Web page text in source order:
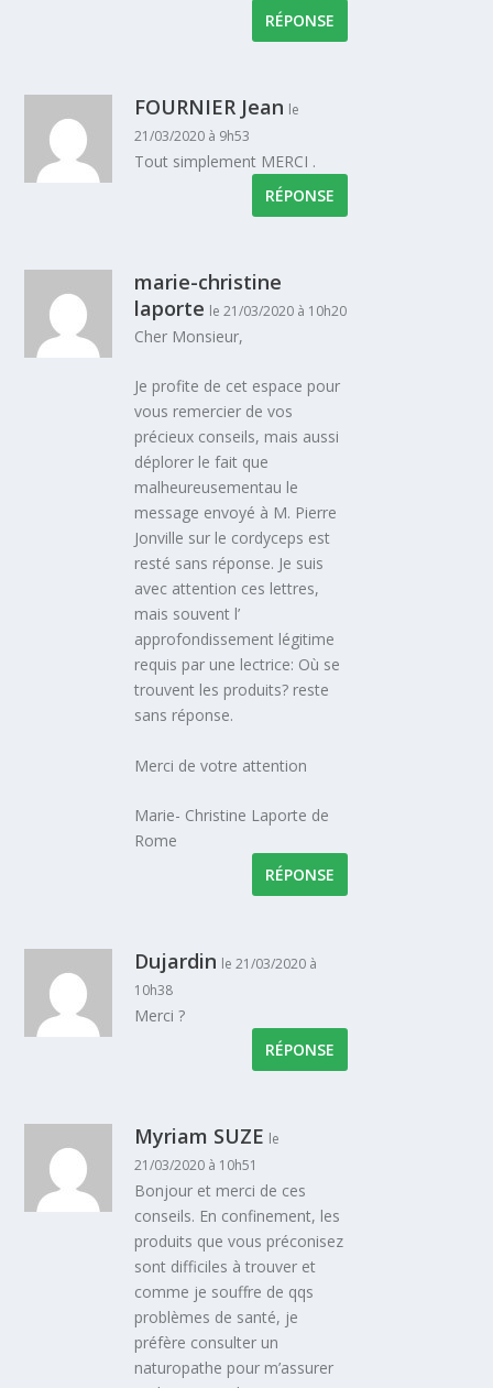
RÉPONSE
FOURNIER Jean le
21/03/2020 à 9h53
Tout simplement MERCI .
RÉPONSE
marie-christine
laporte le 21/03/2020 à 10h20
Cher Monsieur,
Je profite de cet espace pour
vous remercier de vos
précieux conseils, mais aussi
déplorer le fait que
malheureusementau le
message envoyé à M. Pierre
Jonville sur le cordyceps est
resté sans réponse. Je suis
avec attention ces lettres,
mais souvent l’
approfondissement légitime
requis par une lectrice: Où se
trouvent les produits? reste
sans réponse.
Merci de votre attention
Marie- Christine Laporte de
Rome
RÉPONSE
Dujardin le 21/03/2020 à
10h38
Merci ?
RÉPONSE
Myriam SUZE le
21/03/2020 à 10h51
Bonjour et merci de ces
conseils. En confinement, les
produits que vous préconisez
sont difficiles à trouver et
comme je souffre de qqs
problèmes de santé, je
préfère consulter un
naturopathe pour m’assurer